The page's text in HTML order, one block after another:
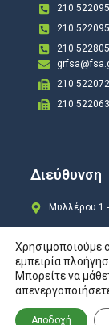
210
210
210
210
210
Διεύθυνση
Μυλλέρου 1
Copyright ©
Χρησιμοποιούμε
εμπειρία
Μπορείτε να
Αποδοχή